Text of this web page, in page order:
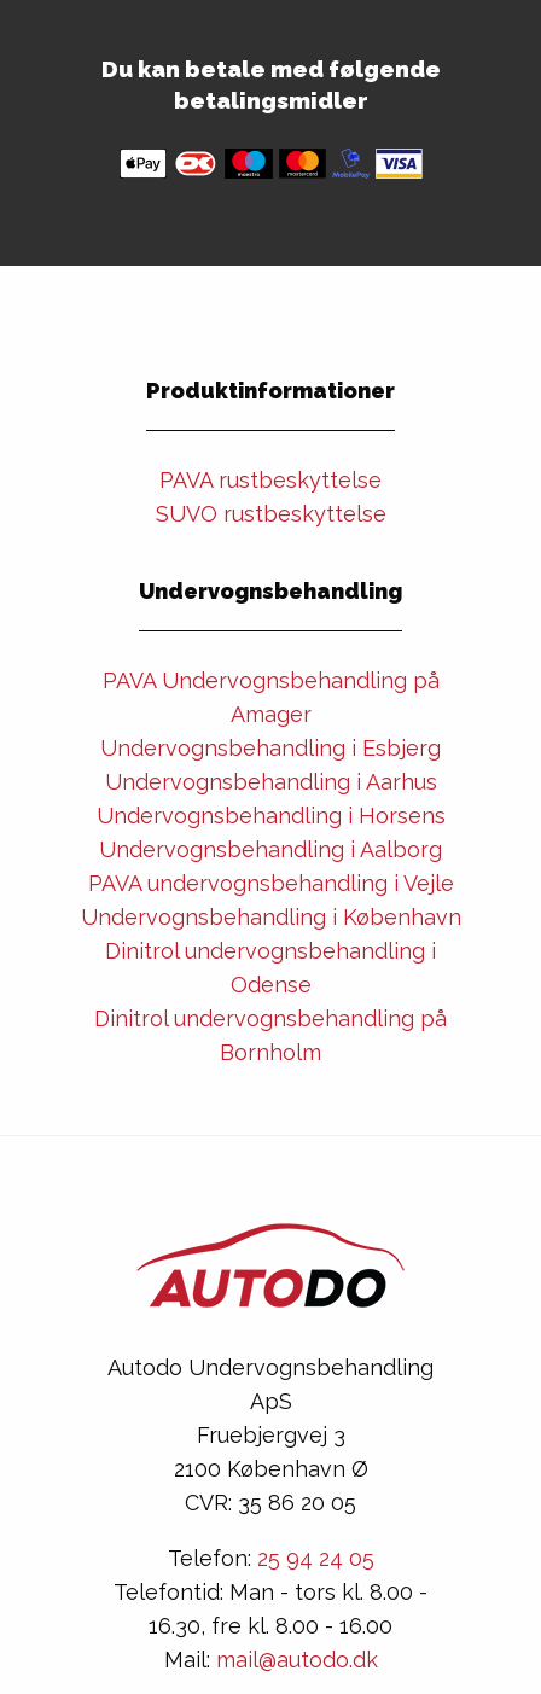
Du kan betale med følgende
betalingsmidler
Produktinformationer
PAVA rustbeskyttelse
SUVO rustbeskyttelse
Undervognsbehandling
PAVA Undervognsbehandling på
Amager
Undervognsbehandling i Esbjerg
Undervognsbehandling i Aarhus
Undervognsbehandling i Horsens
Undervognsbehandling i Aalborg
PAVA undervognsbehandling i Vejle
Undervognsbehandling i København
Dinitrol undervognsbehandling i
Odense
Dinitrol undervognsbehandling på
Bornholm
Autodo Undervognsbehandling
ApS
Fruebjergvej 3
2100 København Ø
CVR: 35 86 20 05
Telefon: 25 94 24 05
Telefontid: Man - tors kl. 8.00 -
16.30, fre kl. 8.00 - 16.00
Mail: mail@autodo.dk